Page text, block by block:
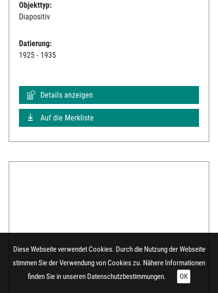
Objekttyp:
Diapositiv
Datierung:
1925 - 1935
Details anzeigen
Auf die Merkliste
Diese Webseite verwendet Cookies. Durch die Nutzung der Webseite
stimmen Sie der Verwendung von Cookies zu. Nähere Informationen
finden Sie in unseren Datenschutzbestimmungen. OK